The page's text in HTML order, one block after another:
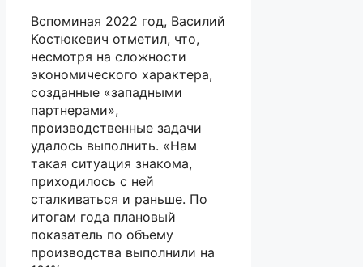
Вспоминая 2022 год, Василий
Костюкевич отметил, что,
несмотря на сложности
экономического характера,
созданные «западными
партнерами»,
производственные задачи
удалось выполнить. «Нам
такая ситуация знакома,
приходилось с ней
сталкиваться и раньше. По
итогам года плановый
показатель по объему
производства выполнили на